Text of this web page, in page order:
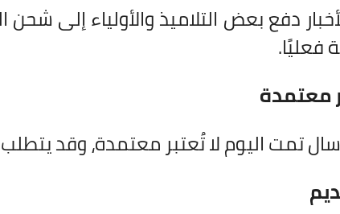
دفع بعض التلاميذ والأولياء إلى
فعليًا.
معتمدة
تمت اليوم لا تُعتبر معتمدة، وقد يتطلب